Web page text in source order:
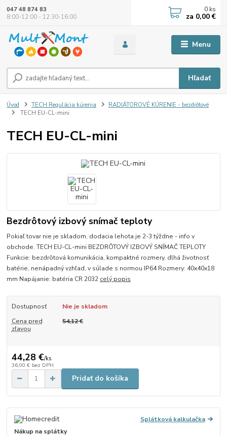
Menu
Hľadať
047 48 874 83
8:00-12:00 - 12:30-16:00
0 ks
za 0,00 €
Úvod TECH Regulácia kúrenia
RADIÁTOROVÉ KÚRENIE - bezdrôtové
TECH EU-CL-mini
TECH EU-CL-mini
Bezdrôtový izbový snímač teploty
Pokiaľ tovar nie je skladom, dodacia lehota je 2-3 týždne - info v
obchode. TECH EU-CL-mini BEZDRÔTOVÝ IZBOVÝ SNÍMAČ TEPLOTY
Funkcie: bezdrôtová komunikácia, kompaktné rozmery, dlhá životnosť
batérie, nenápadný vzhľad, v súlade s normou IP64 Rozmery: 40x40x18
mm Napájanie: batéria CR 2032 celý popis
Dostupnosť
Nie je skladom
Cena pred
zľavou
54,12 €
44,28 €/ks
36,00 € bez DPH
Pridať do košíka
Splátková kalkulačka
Nákup na splátky